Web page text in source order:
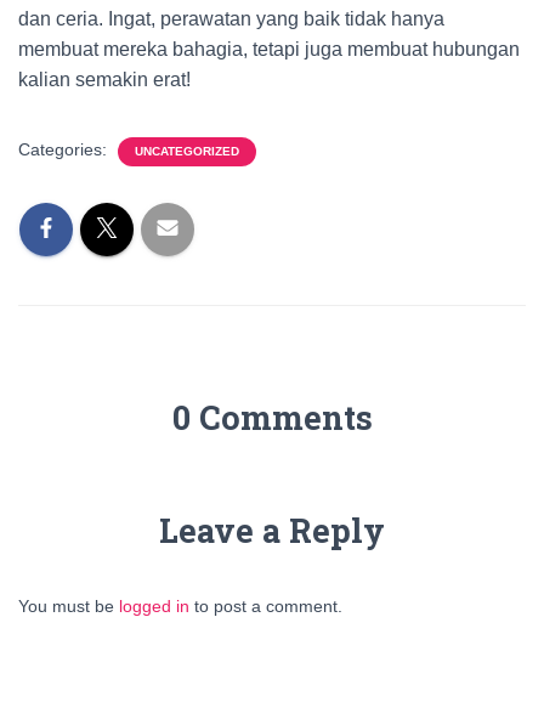
dan ceria. Ingat, perawatan yang baik tidak hanya
membuat mereka bahagia, tetapi juga membuat hubungan
kalian semakin erat!
Categories: UNCATEGORIZED
0 Comments
Leave a Reply
You must be logged in to post a comment.